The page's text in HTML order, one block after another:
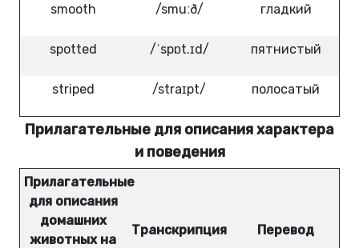
smooth /smuːð/ гладкий
spotted /ˈspɒt.ɪd/ пятнистый
striped /straɪpt/ полосатый
Прилагательные для описания характера
и поведения
Прилагательные
для описания
домашних
животных на
Транскрипция Перевод